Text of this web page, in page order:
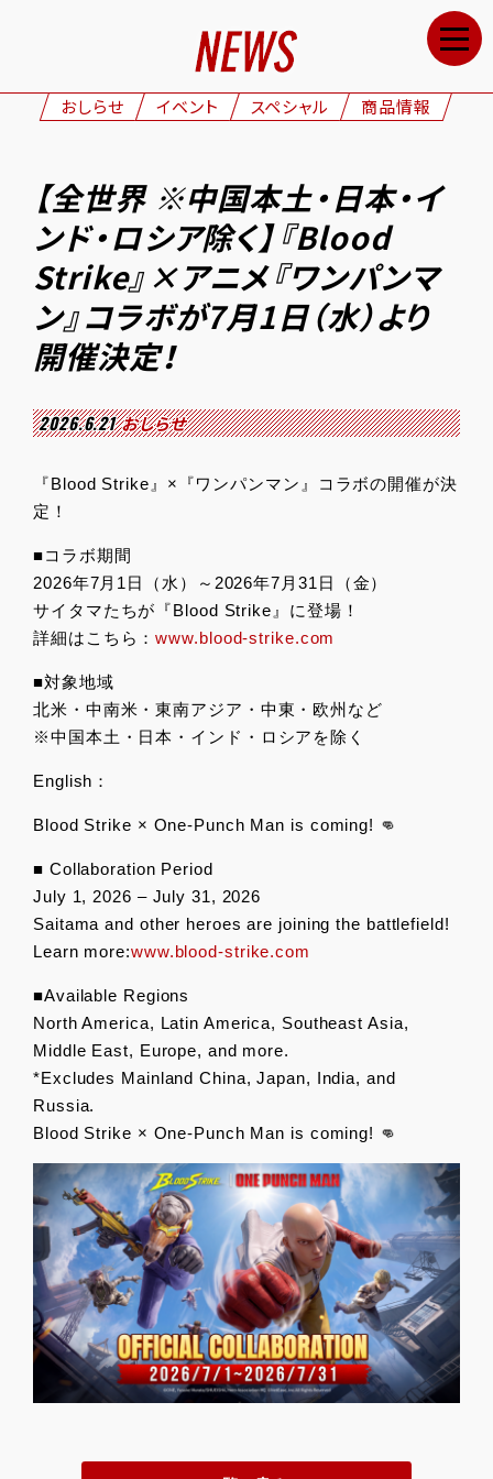
NEWS
STAFF&CAST
CHARACTERS
ONAIR
GOODS
GALLERY
おしらせ イベント スペシャル 商品情報
【全世界 ※中国本土・日本・イ
ンド・ロシア除く】『Blood
Strike』×アニメ『ワンパンマ
ン』コラボが7月1日（水）より
開催決定！
2026.6.21 おしらせ
『Blood Strike』×『ワンパンマン』コラボの開催が決
定！
■コラボ期間
2026年7月1日（水）～2026年7月31日（金）
サイタマたちが『Blood Strike』に登場！
詳細はこちら：www.blood-strike.com
■対象地域
北米・中南米・東南アジア・中東・欧州など
※中国本土・日本・インド・ロシアを除く
English：
Blood Strike × One-Punch Man is coming! 👊
■ Collaboration Period
July 1, 2026 – July 31, 2026
Saitama and other heroes are joining the battlefield!
Learn more:www.blood-strike.com
■Available Regions
North America, Latin America, Southeast Asia,
Middle East, Europe, and more.
*Excludes Mainland China, Japan, India, and
Russia.
Blood Strike × One-Punch Man is coming! 👊